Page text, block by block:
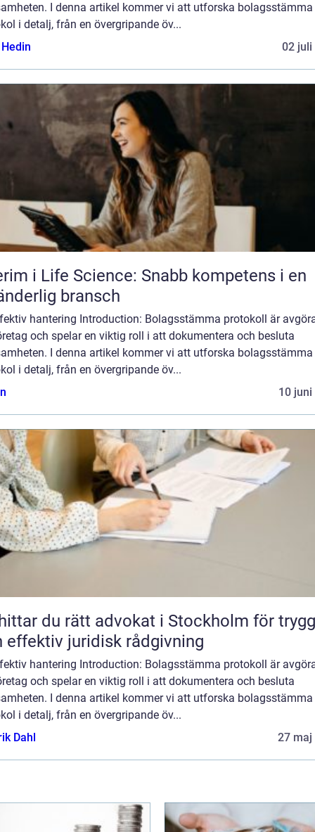
I denna artikel kommer vi att utforska bolagsstämma
i detalj, från en övergripande öv...
02 juli
i Life Science: Snabb kompetens i en
bransch
hantering Introduction: Bolagsstämma protokoll är
och spelar en viktig roll i att dokumentera och besluta
I denna artikel kommer vi att utforska bolagsstämma
i detalj, från en övergripande öv...
10 juni
du rätt advokat i Stockholm för trygg
effektiv juridisk rådgivning
hantering Introduction: Bolagsstämma protokoll är
och spelar en viktig roll i att dokumentera och besluta
I denna artikel kommer vi att utforska bolagsstämma
i detalj, från en övergripande öv...
Dahl
27 maj